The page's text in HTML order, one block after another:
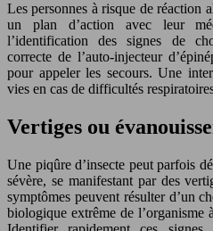
Les personnes à risque de réaction
un plan d’action avec leur
l’identification des signes de
correcte de l’auto-injecteur
pour appeler les secours. Une
vies en cas de difficultés
Vertiges ou
Une piqûre d’insecte peut parfois
sévère, se manifestant par des
symptômes peuvent résulter d’un
biologique extrême de l’organisme